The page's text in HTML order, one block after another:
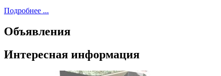
Подробнее ...
Объявления
Интересная информация